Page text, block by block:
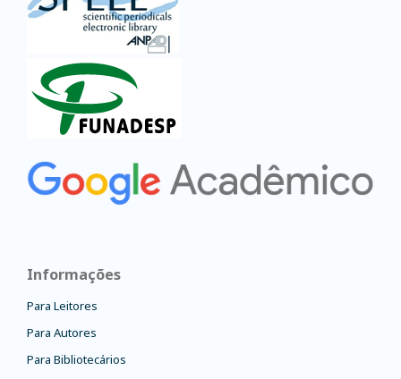
Informações
Para Leitores
Para Autores
Para Bibliotecários